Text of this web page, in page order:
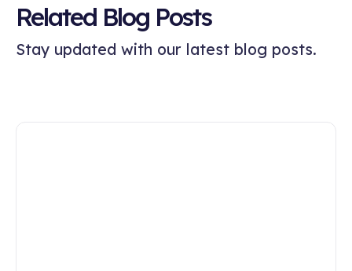
Related Blog Posts
Stay updated with our latest blog posts.